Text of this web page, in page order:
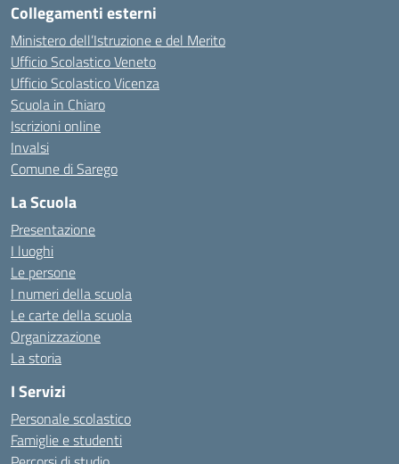
Collegamenti esterni
Ministero dell’Istruzione e del Merito
Ufficio Scolastico Veneto
Ufficio Scolastico Vicenza
Scuola in Chiaro
Iscrizioni online
Invalsi
Comune di Sarego
La Scuola
Presentazione
I luoghi
Le persone
I numeri della scuola
Le carte della scuola
Organizzazione
La storia
I Servizi
Personale scolastico
Famiglie e studenti